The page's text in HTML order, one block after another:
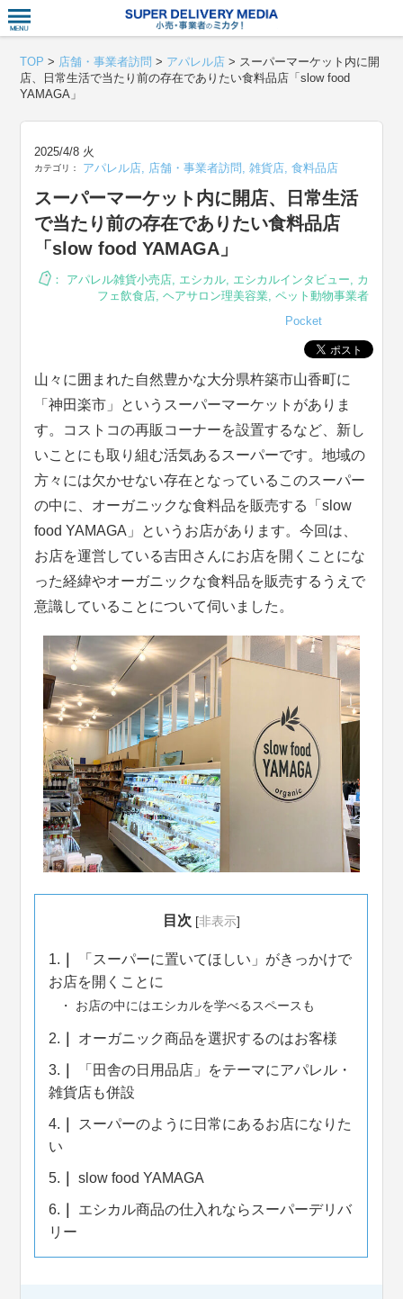
TOP > 店舗・事業者訪問 > アパレル店 > スーパーマーケット内に開
店、日常生活で当たり前の存在でありたい食料品店「slow food
YAMAGA」
2025/4/8 火
カテゴリ： アパレル店, 店舗・事業者訪問 ,雑貨店,食料品店
スーパーマーケット内に開店、日常生活
で当たり前の存在でありたい食料品店
「slow food YAMAGA」
： アパレル雑貨小売店, エシカル, エシカルインタビュー, カ
フェ飲食店, ヘアサロン理美容業, ペット動物事業者
Pocket
山々に囲まれた自然豊かな大分県杵築市山香町に
「神田楽市」というスーパーマーケットがありま
す。コストコの再販コーナーを設置するなど、新し
いことにも取り組む活気あるスーパーです。地域の
方々には欠かせない存在となっているこのスーパー
の中に、オーガニックな食料品を販売する「slow
food YAMAGA」というお店があります。今回は、
お店を運営している吉田さんにお店を開くことにな
った経緯やオーガニックな食料品を販売するうえで
意識していることについて伺いました。
目次 [非表示]
1.
「スーパーに置いてほしい」がきっかけで
お店を開くことに
お店の中にはエシカルを学べるスペースも
2. オーガニック商品を選択するのはお客様
3.
「田舎の日用品店」をテーマにアパレル・
雑貨店も併設
4.
スーパーのように日常にあるお店になりた
い
5. slow food YAMAGA
6.
エシカル商品の仕入れならスーパーデリバ
リー